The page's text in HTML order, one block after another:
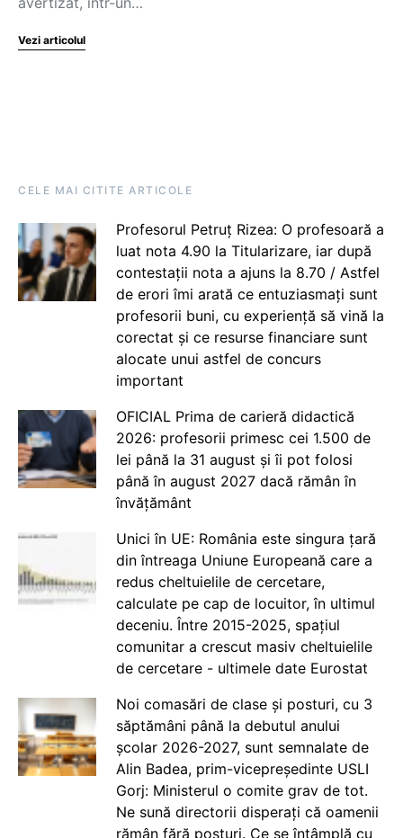
Vezi articolul
CELE MAI CITITE ARTICOLE
Profesorul Petruț Rizea: O profesoară a
luat nota 4.90 la Titularizare, iar după
contestații nota a ajuns la 8.70 / Astfel
de erori îmi arată ce entuziasmați sunt
profesorii buni, cu experiență să vină la
corectat și ce resurse financiare sunt
alocate unui astfel de concurs
important
OFICIAL Prima de carieră didactică
2026: profesorii primesc cei 1.500 de
lei până la 31 august și îi pot folosi
până în august 2027 dacă rămân în
învățământ
Unici în UE: România este singura țară
din întreaga Uniune Europeană care a
redus cheltuielile de cercetare,
calculate pe cap de locuitor, în ultimul
deceniu. Între 2015-2025, spațiul
comunitar a crescut masiv cheltuielile
de cercetare - ultimele date Eurostat
Noi comasări de clase și posturi, cu 3
săptămâni până la debutul anului
școlar 2026-2027, sunt semnalate de
Alin Badea, prim-vicepreședinte USLI
Gorj: Ministerul o comite grav de tot.
Ne sună directorii disperați că oamenii
rămân fără posturi. Ce se întâmplă cu